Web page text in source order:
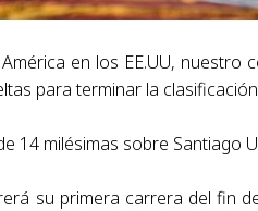
en los EE.UU, nuestro
para terminar la
14 milésimas sobre Santiago
su primera carrera del fin